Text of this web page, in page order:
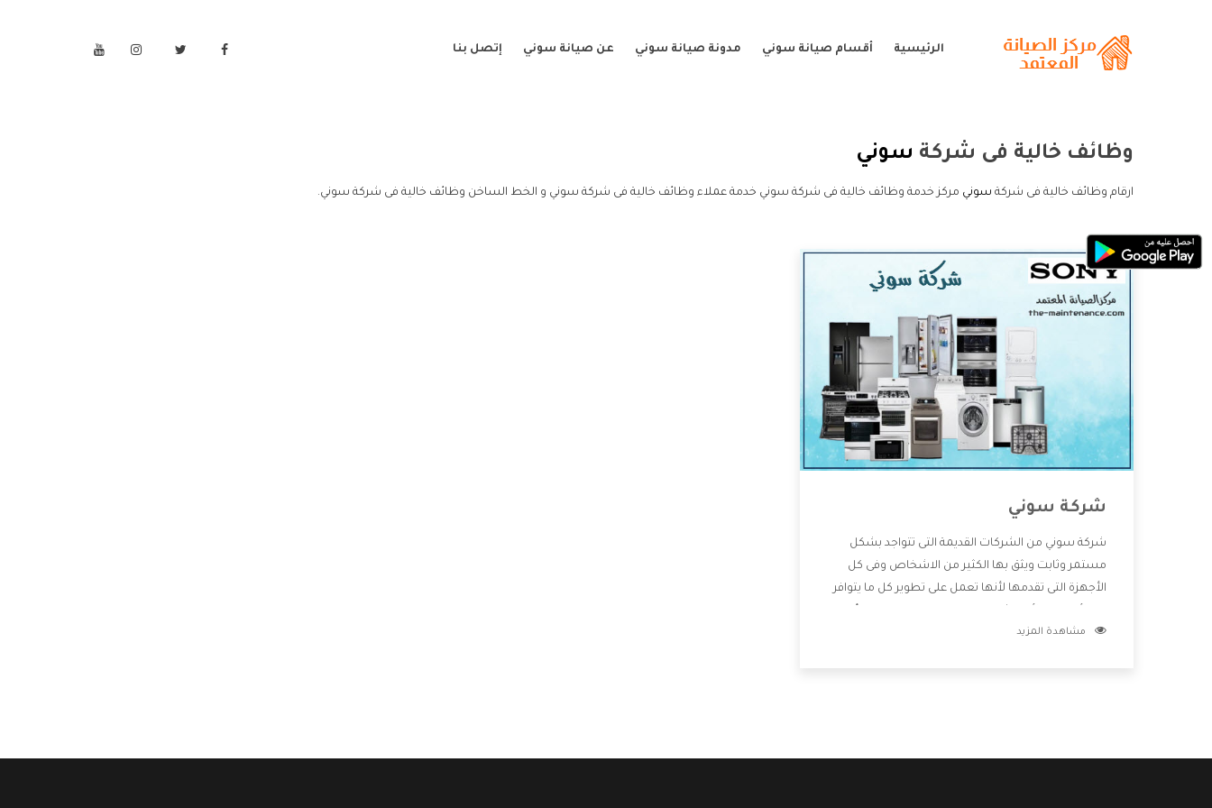
الرئيسية أقسام صيانة سوني مدونة صيانة سوني عن صيانة سوني إتصل بنا
وظائف خالية فى شركة سوني
ارقام وظائف خالية فى شركة سوني مركز خدمة وظائف خالية فى شركة سوني خدمة عملاء وظائف خالية فى شركة سوني و الخط الساخن وظائف خالية فى شركة سوني.
شركة سوني
شركة سوني من الشركات القديمة التى تتواجد بشكل
مستمر وثابت ويثق بها الكثير من الاشخاص وفى كل
الأجهزة التى تقدمها لأنها تعمل على تطوير كل ما يتوافر
خدمات ما بعد البيع مع المنتجات وتقدم للعملاء أقوى
مشاهدة المزيد